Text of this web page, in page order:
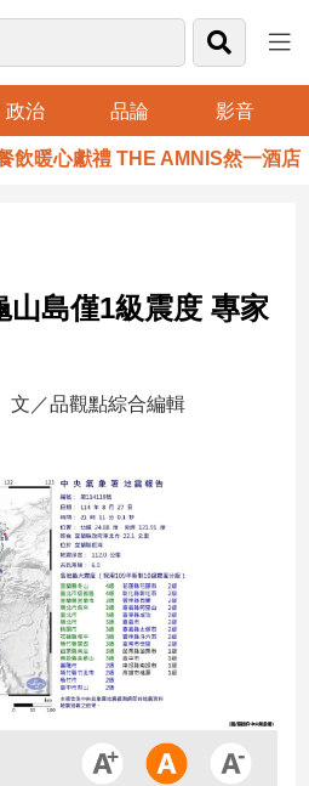
政治 品論 影音
暖心獻禮 THE AMNIS然一酒店「
山島僅1級震度 專家
文／品觀點綜合編輯